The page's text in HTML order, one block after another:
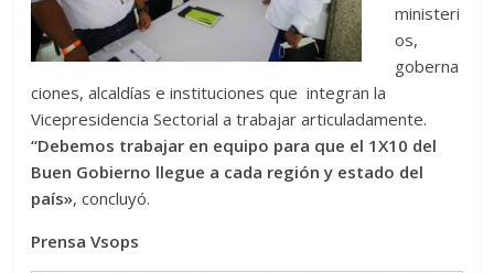
ministeri
os,
goberna
ciones, alcaldías e instituciones que integran la
Vicepresidencia Sectorial a trabajar articuladamente.
“Debemos trabajar en equipo para que el 1X10 del
Buen Gobierno llegue a cada región y estado del
país», concluyó.
Prensa Vsops